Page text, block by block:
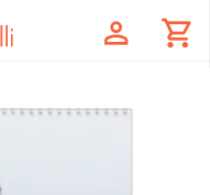
profile shopping_cart